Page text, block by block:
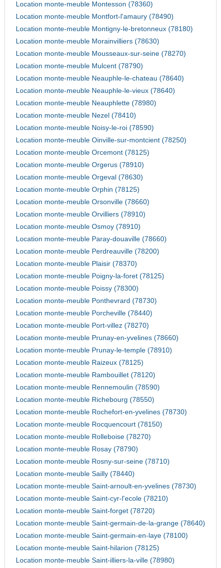
Location monte-meuble Montesson (78360)
Location monte-meuble Montfort-l'amaury (78490)
Location monte-meuble Montigny-le-bretonneux (78180)
Location monte-meuble Morainvilliers (78630)
Location monte-meuble Mousseaux-sur-seine (78270)
Location monte-meuble Mulcent (78790)
Location monte-meuble Neauphle-le-chateau (78640)
Location monte-meuble Neauphle-le-vieux (78640)
Location monte-meuble Neauphlette (78980)
Location monte-meuble Nezel (78410)
Location monte-meuble Noisy-le-roi (78590)
Location monte-meuble Oinville-sur-montcient (78250)
Location monte-meuble Orcemont (78125)
Location monte-meuble Orgerus (78910)
Location monte-meuble Orgeval (78630)
Location monte-meuble Orphin (78125)
Location monte-meuble Orsonville (78660)
Location monte-meuble Orvilliers (78910)
Location monte-meuble Osmoy (78910)
Location monte-meuble Paray-douaville (78660)
Location monte-meuble Perdreauville (78200)
Location monte-meuble Plaisir (78370)
Location monte-meuble Poigny-la-foret (78125)
Location monte-meuble Poissy (78300)
Location monte-meuble Ponthevrard (78730)
Location monte-meuble Porcheville (78440)
Location monte-meuble Port-villez (78270)
Location monte-meuble Prunay-en-yvelines (78660)
Location monte-meuble Prunay-le-temple (78910)
Location monte-meuble Raizeux (78125)
Location monte-meuble Rambouillet (78120)
Location monte-meuble Rennemoulin (78590)
Location monte-meuble Richebourg (78550)
Location monte-meuble Rochefort-en-yvelines (78730)
Location monte-meuble Rocquencourt (78150)
Location monte-meuble Rolleboise (78270)
Location monte-meuble Rosay (78790)
Location monte-meuble Rosny-sur-seine (78710)
Location monte-meuble Sailly (78440)
Location monte-meuble Saint-arnoult-en-yvelines (78730)
Location monte-meuble Saint-cyr-l'ecole (78210)
Location monte-meuble Saint-forget (78720)
Location monte-meuble Saint-germain-de-la-grange (78640)
Location monte-meuble Saint-germain-en-laye (78100)
Location monte-meuble Saint-hilarion (78125)
Location monte-meuble Saint-illiers-la-ville (78980)